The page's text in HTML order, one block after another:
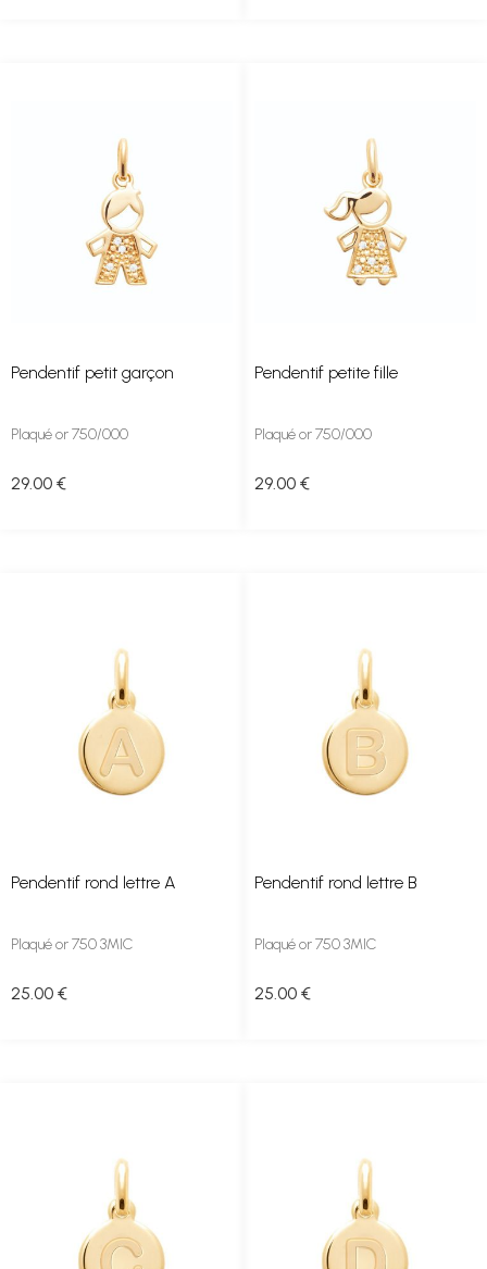
Pendentif petit garçon
Plaqué or 750/000
29.00 €
Pendentif petite fille
Plaqué or 750/000
29.00 €
Pendentif rond lettre A
Plaqué or 750 3MIC
25 .00 €
Pendentif rond lettre B
Plaqué or 750 3MIC
25 .00 €